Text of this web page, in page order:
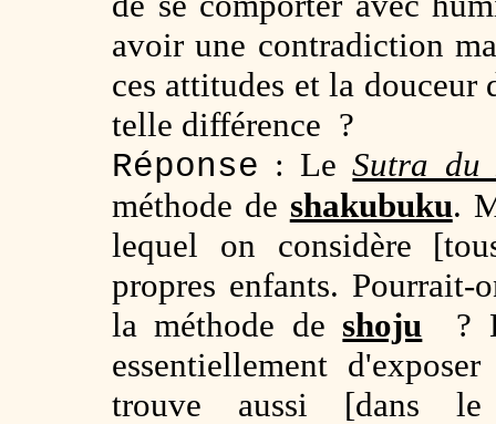
avoir une contradiction
ces attitudes et la
telle différence ?
Réponse : LeSutra du
méthode de shakubuku.
lequel on considère
propres enfants.
la méthode de shoju ?
essentiellement
trouve aussi [dans